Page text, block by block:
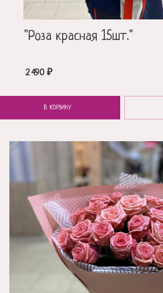
"Роза красная 15шт."
2 490 ₽
В КОРЗИНУ